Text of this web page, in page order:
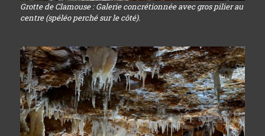
Grotte de Clamouse : Galerie concrétionnée avec gros pilier au
centre (spéléo perché sur le côté).